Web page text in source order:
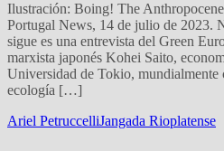
Ilustración: Boing! The
Portugal News, 14 de julio de 2023.
sigue es una entrevista del Green
marxista japonés Kohei Saito,
Universidad de Tokio, mundialmente
ecología […]
Ariel PetruccelliJangada Rioplatense